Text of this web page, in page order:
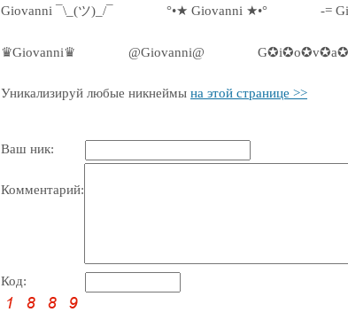
Giovanni ¯\_(ツ)_/¯ °•★ Giovanni ★•° -=
♛Giovanni♛ @Giovanni@
Уникализируй любые никнеймы на этой странице >>
Ваш ник:
Комментарий:
Код: